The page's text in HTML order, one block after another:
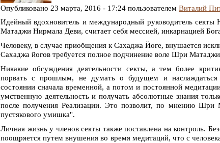
Опубликовано 23 марта, 2016 - 17:24 пользователем Виталий
Идейный вдохновитель и международный руководитель
Матаджи Нирмала Деви, считает себя мессией, инкарнацией
Человеку, в случае приобщения к Сахаджа Йоге, внушается
Сахаджа йогов требуется полное подчинение воле Шри
Никакие обсуждения деятельности секты, а тем более
порвать с прошлым, не думать о будущем и
состоянии сначала временной, а потом и постоянной
умственную деятельность и получать абсолютные знания
после получения Реализации. Это позволит, по мнению Шри
пустякового умишка".
Личная жизнь у членов секты также поставлена на контроль.
поощряется путем внушения во время медитаций, что с